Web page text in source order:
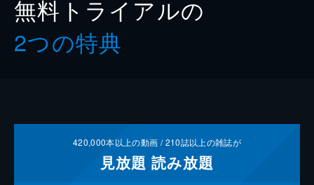
無料トライアルの
2つの特典
420,000本以上の動画 /210誌以上の雑誌が
見放題 読み放題